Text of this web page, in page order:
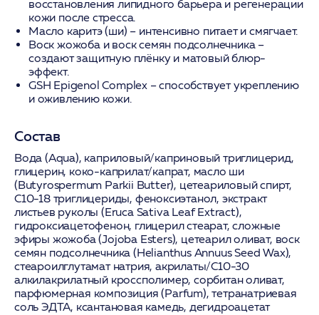
восстановления липидного барьера и регенерации
кожи после стресса.
Масло каритэ (ши) – интенсивно питает и смягчает.
Воск жожоба и воск семян подсолнечника–
создают защитную плёнку и матовый блюр-
эффект.
GSH Epigenol Complex – способствует укреплению
и оживлению кожи.
Состав
Вода (Aqua), каприловый/каприновый триглицерид,
глицерин, коко-каприлат/капрат, масло ши
(Butyrospermum Parkii Butter), цетеариловый спирт,
C10-18 триглицериды, феноксиэтанол, экстракт
листьев руколы (Eruca Sativa Leaf Extract),
гидроксиацетофенон, глицерил стеарат, сложные
эфиры жожоба (Jojoba Esters), цетеарил оливат, воск
семян подсолнечника (Helianthus Annuus Seed Wax),
стеароилглутамат натрия, акрилаты/C10-30
алкилакрилатный кроссполимер, сорбитан оливат,
парфюмерная композиция (Parfum), тетранатриевая
соль ЭДТА, ксантановая камедь, дегидроацетат